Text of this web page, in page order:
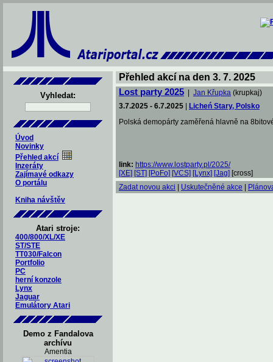
Vyhledat:
Úvod
Novinky
Přehled akcí
Inzeráty
Zajímavé odkazy
O portálu
Kniha návštěv
Atari stroje:
400/800/XL/XE
ST/STE
TT030/Falcon
Portfolio
PC
herní konzole
Lynx
Jaguar
Emulátory Atari
Demo z Fandalova
archívu
Amentia
Přehled akcí na den 3. 7. 2025
Lost party 2025
Jan Křupka (krupkaj)
3.7.2025 - 6.7.2025
Licheń Stary, Polsko
Polská demopárty zaměřená hlavně na
link: https://www.lostparty.pl/2025/
[XE] [ST] [PoFo] [VCS] [Lynx] [Jag] [cross]
Zadat novou akci
Uskutečněné akce